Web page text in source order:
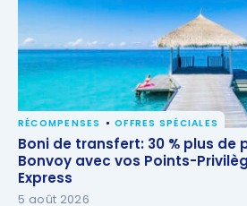
Boni de transfert: 30 % plus de
Bonvoy avec vos Points-
Express
RÉCOMPENSES OFFRES SPÉCIALES
Boni de transfert: 30 % plus de
Bonvoy avec vos Points-
Express
5 août 2026